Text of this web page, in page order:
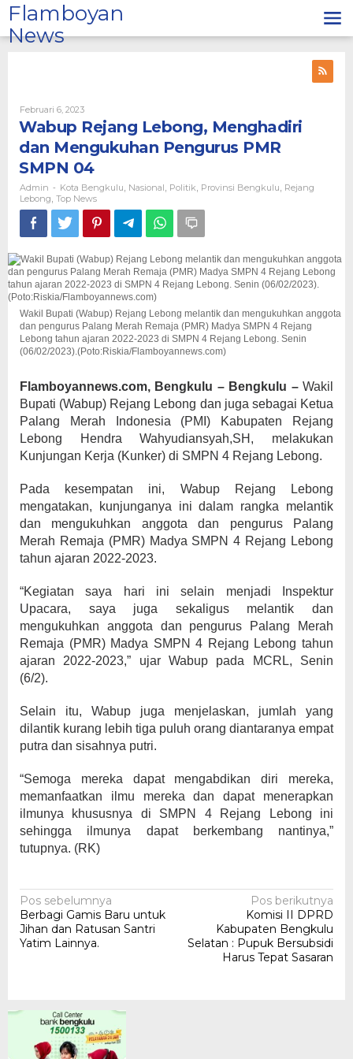
Lewati
ke
konten
Flamboyan
News
Februari 6, 2023Oleh
Admin
Wabup Rejang Lebong, Menghadiri
dan Mengukuhan Pengurus PMR
SMPN 04
Admin - Kota Bengkulu Nasional Politik Provinsi Bengkulu Rejang
Lebong Top News
Wakil Bupati (Wabup) Rejang Lebong melantik dan mengukuhkan anggota
dan pengurus Palang Merah Remaja (PMR) Madya SMPN 4 Rejang
Lebong tahun ajaran 2022-2023 di SMPN 4 Rejang Lebong. Senin
(06/02/2023).(Poto:Riskia/Flamboyannews.com)
Flamboyannews.com, Bengkulu – Bengkulu –Wakil
Bupati (Wabup) Rejang Lebong dan juga sebagai Ketua
Palang Merah Indonesia (PMI) Kabupaten Rejang
Lebong Hendra Wahyudiansyah,SH, melakukan
Kunjungan Kerja (Kunker) di SMPN 4 Rejang Lebong.
Pada kesempatan ini, Wabup Rejang Lebong
mengatakan, kunjunganya ini dalam rangka melantik
dan mengukuhkan anggota dan pengurus Palang
Merah Remaja (PMR) Madya SMPN 4 Rejang Lebong
tahun ajaran 2022-2023.
“Kegiatan saya hari ini selain menjadi Inspektur
Upacara, saya juga sekaligus melantik dan
mengukuhkan anggota dan pengurus Palang Merah
Remaja (PMR) Madya SMPN 4 Rejang Lebong tahun
ajaran 2022-2023,” ujar Wabup pada MCRL, Senin
(6/2).
Selain itu, Wabup juga menjelaskan, jumlah yang
dilantik kurang lebih tiga puluh orang diantaranya empat
putra dan sisahnya putri.
“Semoga mereka dapat mengabdikan diri mereka,
memanfaatkan ilmu mereka dan dapat menerapkan
ilmunya khususnya di SMPN 4 Rejang Lebong ini
sehingga ilmunya dapat berkembang nantinya,”
tutupnya. (RK)
Navigasi
pos
Pos sebelumnya
Berbagi Gamis Baru untuk
Jihan dan Ratusan Santri
Yatim Lainnya.
Pos berikutnya
Komisi II DPRD
Kabupaten Bengkulu
Selatan : Pupuk Bersubsidi
Harus Tepat Sasaran